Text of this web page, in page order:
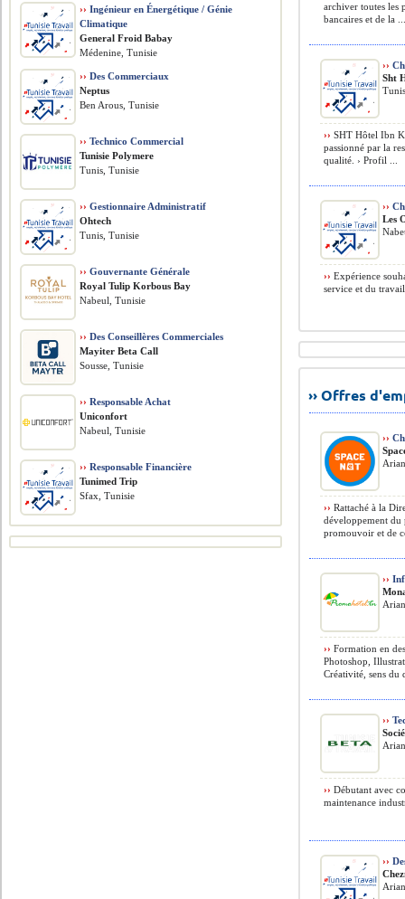
archiver toutes les
bancaires et de la
››
Sht
›› SHT Hôtel Ibn
passionné par la
qualité. › Profil ...
››
Les
›› Expérience
service et du
›› Offres
››
›› Rattaché à la
développement
promouvoir et de
››
›› Formation en
Photoshop,
Créativité, sens du
››
›› Débutant avec
maintenance
››
›› Ingénieur en Énergétique / Génie
Climatique
General Froid Babay
Médenine, Tunisie
›› Des Commerciaux
Neptus
Ben Arous, Tunisie
›› Technico Commercial
Tunisie Polymere
Tunis, Tunisie
›› Gestionnaire Administratif
Ohtech
Tunis, Tunisie
›› Gouvernante Générale
Royal Tulip Korbous Bay
Nabeul, Tunisie
›› Des Conseillères Commerciales
Mayiter Beta Call
Sousse, Tunisie
›› Responsable Achat
Uniconfort
Nabeul, Tunisie
›› Responsable Financière
Tunimed Trip
Sfax, Tunisie